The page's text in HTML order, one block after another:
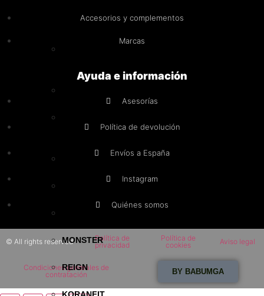
GOFOOD
MONSTER
REIGN
Accesorios y complementos
Marcas
Ayuda e información
Asesorías
Política de devolución
Envíos a España
Instagram
Quiénes somos
© All rights reserved
Política de
privacidad
Política de
cookies
Aviso legal
Condiciones generales de
contratación
BY BABUMGA